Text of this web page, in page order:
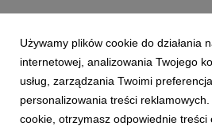
Jędrzej Hugo-
Używamy plików cookie do działania
internetowej, analizowania Twojego
usług, zarządzania Twoimi
personalizowania treści
cookie, otrzymasz odpowiednie treści